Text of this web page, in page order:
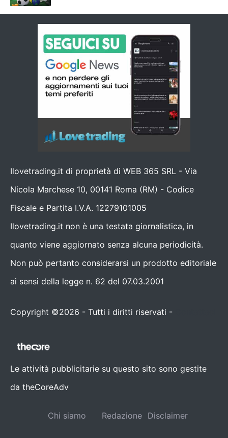
Ilovetrading.it di proprietà di WEB 365 SRL - Via
Nicola Marchese 10, 00141 Roma (RM) - Codice
Fiscale e Partita I.V.A. 12279101005
Ilovetrading.it non è una testata giornalistica, in
quanto viene aggiornato senza alcuna periodicità.
Non può pertanto considerarsi un prodotto editoriale
ai sensi della legge n. 62 del 07.03.2001
Copyright ©2026 - Tutti i diritti riservati -
Le attività pubblicitarie su questo sito sono gestite
da theCoreAdv
Chi siamo Redazione Disclaimer